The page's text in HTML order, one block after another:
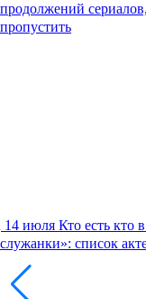
продолжений
пропустить
14 июля Кто есть кто
служанки»: список